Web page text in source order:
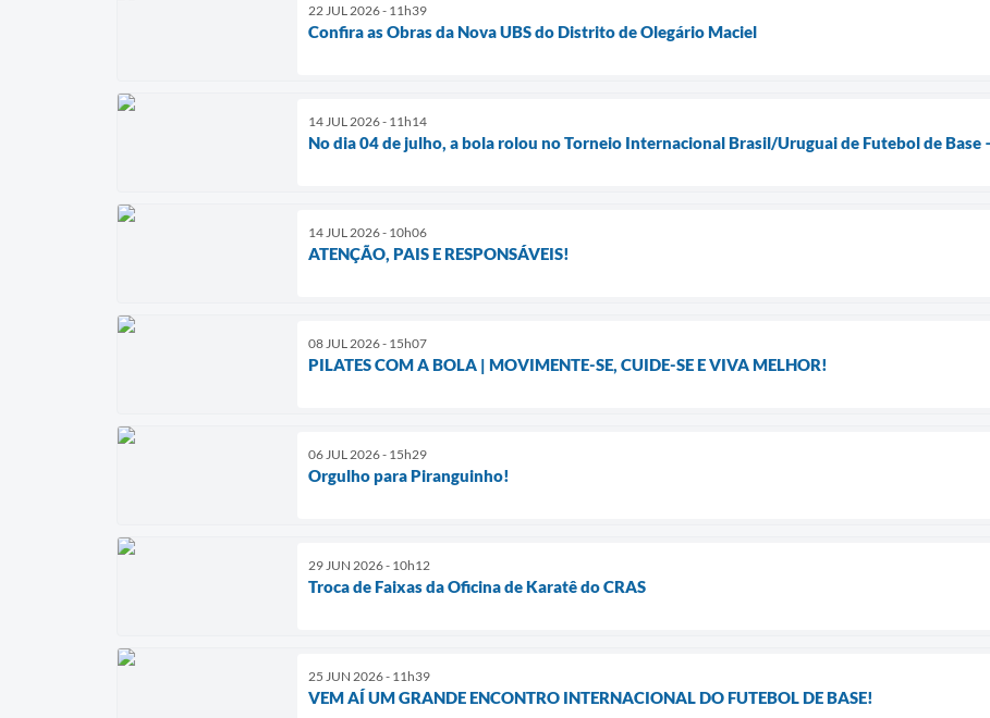
22 JUL 2026 - 11h39
Confira as Obras da Nova UBS do Distrito de Olegário Maciel
14 JUL 2026 - 11h14
No dia 04 de julho, a bola rolou no Torneio Internacional Brasil/Uruguai de Futebol de Base
14 JUL 2026 - 10h06
ATENÇÃO, PAIS E RESPONSÁVEIS!
08 JUL 2026 - 15h07
PILATES COM A BOLA | MOVIMENTE-SE, CUIDE-SE E VIVA MELHOR!
06 JUL 2026 - 15h29
Orgulho para Piranguinho!
29 JUN 2026 - 10h12
Troca de Faixas da Oficina de Karatê do CRAS
25 JUN 2026 - 11h39
VEM AÍ UM GRANDE ENCONTRO INTERNACIONAL DO FUTEBOL DE BASE!